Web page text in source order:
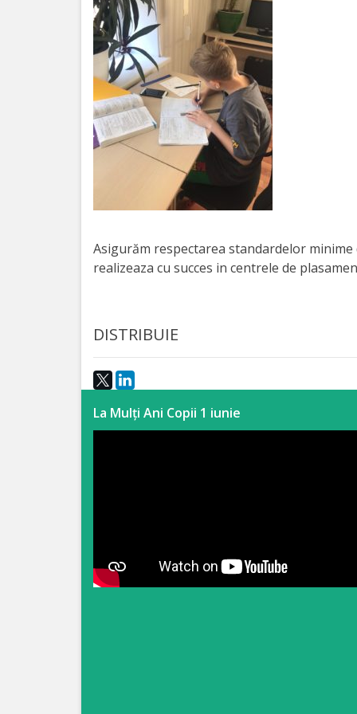
activitate
Transparență
Achiziții
publice
participare
Planuri
achiziții
Anticorupție
regulamente
Asigurăm respectarea standardelor
realizeaza cu succes in centrele de
DISTRIBUIE
La Mulți Ani Copii 1 iunie